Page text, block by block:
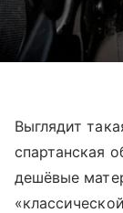
Выглядит
спартанская
дешёвые